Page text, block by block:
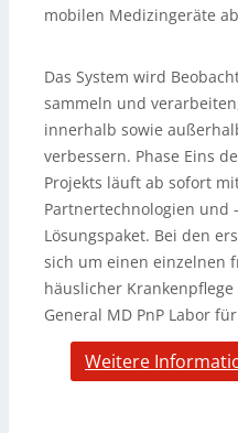
mobilen Medizingeräte
Das System wird
sammeln und
innerhalb sowie
verbessern. Phase Eins
Projekts läuft ab sofort
Partnertechnologien und
Lösungspaket. Bei den
sich um einen einzelnen
häuslicher
General MD PnP Labor
Weitere